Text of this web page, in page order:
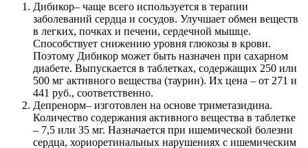
Дибикор– чаще всего используется в терапии
заболеваний сердца и сосудов. Улучшает обмен веществ
в легких, почках и печени, сердечной мышце.
Способствует снижению уровня глюкозы в крови.
Поэтому Дибикор может быть назначен при сахарном
диабете. Выпускается в таблетках, содержащих 250 или
500 мг активного вещества (таурин). Их цена – от 271 и
441 руб., соответственно.
Депренорм– изготовлен на основе триметазидина.
Количество содержания активного вещества в таблетке
– 7,5 или 35 мг. Назначается при ишемической болезни
сердца, хориоретинальных нарушениях с ишемическим